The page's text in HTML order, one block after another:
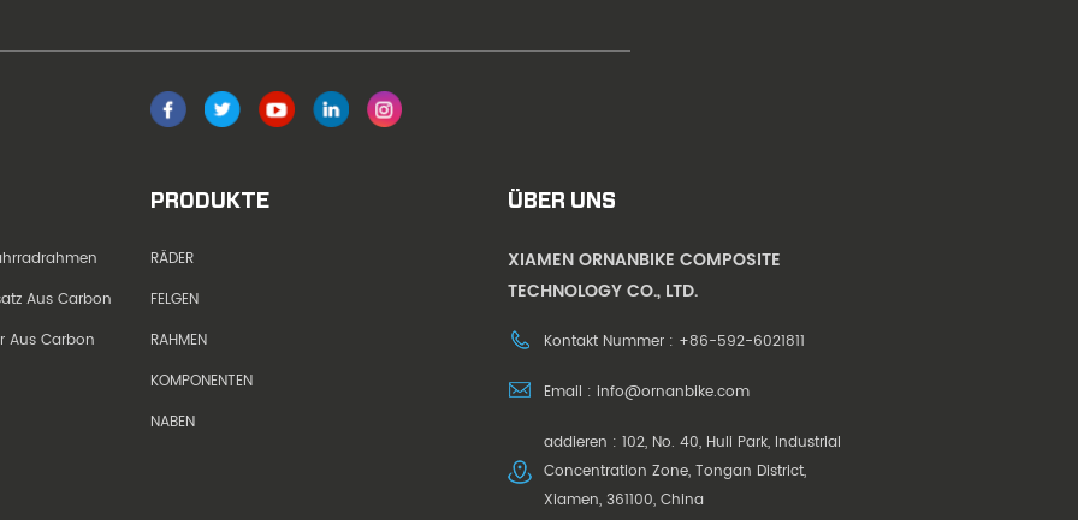
Aus Carbon
Aus Carbon
PRODUKTE
RÄDER
FELGEN
RAHMEN
KOMPONENTEN
NABEN
ÜBER UNS
XIAMEN ORNANBIKE COMPOSITE
TECHNOLOGY CO., LTD.
Kontakt Nummer : +86-592-6021811
Email : info@ornanbike.com
addieren : 102, No. 40, Huli Park, Industrial
Concentration Zone, Tongan District,
Xiamen, 361100, China